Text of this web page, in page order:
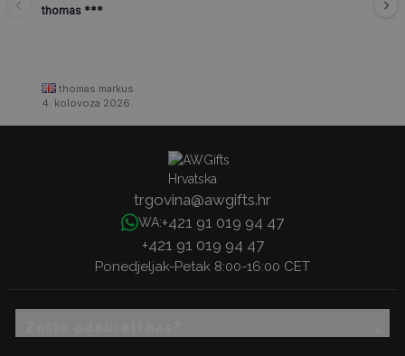
thomas ***
thomas markus
4. kolovoza 2026.
trgovina@awgifts.hr
WA:+421 91 019 94 47
+421 91 019 94 47
Ponedjeljak-Petak 8:00-16:00 CET